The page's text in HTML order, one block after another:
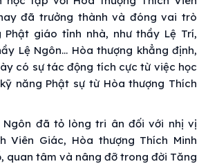
đã trưởng thành và đóng vai trò
giáo tỉnh nhà, như thầy Lệ Trí,
Lệ Ngôn… Hòa thượng khẳng định,
có sự tác động tích cực từ việc học
năng Phật sự từ Hòa thượng Thích
Ngôn đã tỏ lòng tri ân đối với nhị vị
Viên Giác, Hòa thượng Thích Minh
quan tâm và nâng đỡ trong đời Tăng